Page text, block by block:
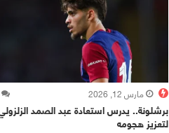
مارس 12, 2026
برشلونة.. يدرس استعادة عبد الصمد
لتعزيز هجومه